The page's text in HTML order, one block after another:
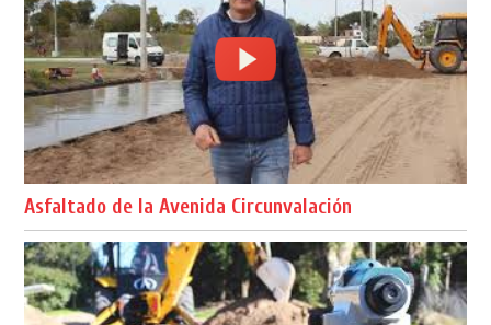
Asfaltado de la Avenida Circunvalación